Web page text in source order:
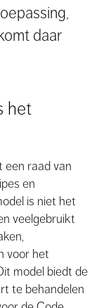
daar
het
een raad van
en
is niet het
veelgebruikt
voor het
model biedt de
te behandelen